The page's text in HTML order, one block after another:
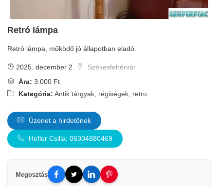
Retró lámpa
Retró lámpa, működő jó állapotban eladó.
2025. december 2.
Székesfehérvár
Ára: 3.000 Ft
Kategória: Antik tárgyak, régiségek, retro
Üzenet a hirdetőnek
Hefler Csilla: 06304880469
Megosztás